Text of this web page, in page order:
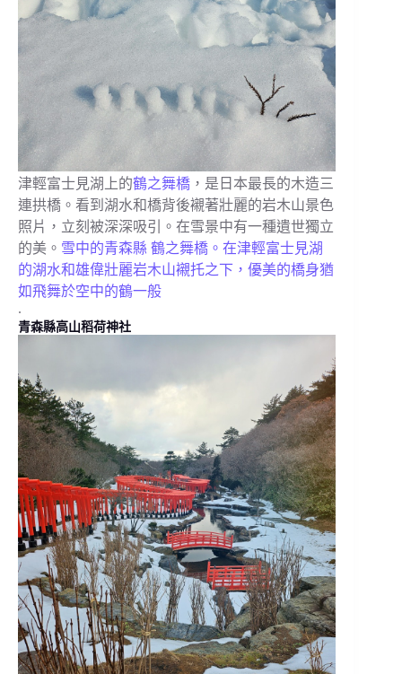
津輕富士見湖上的鶴之舞橋 ，是日本最長的木造三
連拱橋。看到湖水和橋背後襯著壯麗的岩木山景色
照片，立刻被深深吸引。在雪景中有一種遺世獨立
的美。 雪中的青森縣 鶴之舞橋。在津輕富士見湖
的湖水和雄偉壯麗岩木山襯托之下，優美的橋身猶
如飛舞於空中的鶴一般
.
青森縣高山稻荷神社